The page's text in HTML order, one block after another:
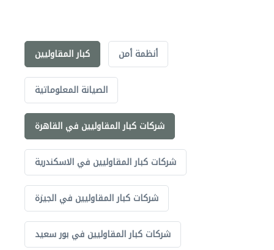
كبار المقاوليين أنظمة أمن
الصيانة المعلوماتية
شركات كبار المقاوليين في القاهرة
شركات كبار المقاوليين في الاسكندرية
شركات كبار المقاوليين في الجيزة
شركات كبار المقاوليين في بور سعيد